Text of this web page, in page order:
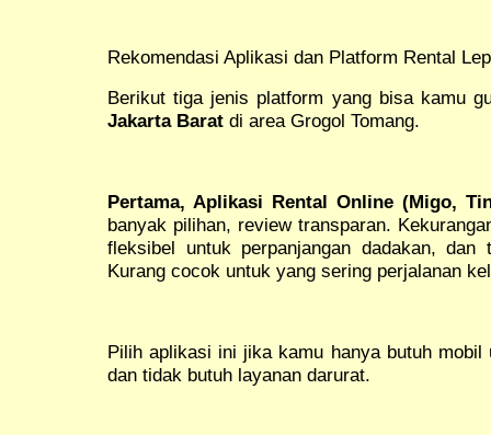
Rekomendasi Aplikasi dan Platform Rental
Berikut tiga jenis platform yang bisa kamu
Jakarta Barat di area Grogol Tomang.
Pertama, Aplikasi Rental Online (Migo,
banyak pilihan, review transparan.
fleksibel untuk perpanjangan dadakan,
Kurang cocok untuk yang sering perjalanan
Pilih aplikasi ini jika kamu hanya butuh
dan tidak butuh layanan darurat.